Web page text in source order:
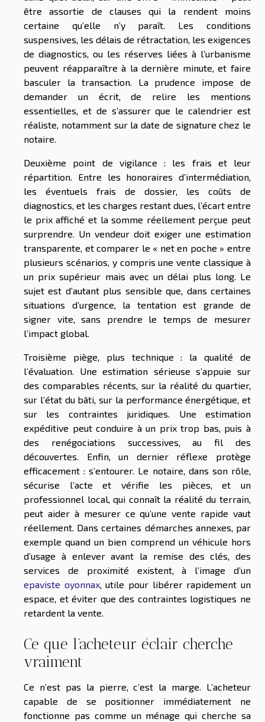
être assortie de clauses qui la rendent moins
certaine qu’elle n’y paraît. Les conditions
suspensives, les délais de rétractation, les exigences
de diagnostics, ou les réserves liées à l’urbanisme
peuvent réapparaître à la dernière minute, et faire
basculer la transaction. La prudence impose de
demander un écrit, de relire les mentions
essentielles, et de s’assurer que le calendrier est
réaliste, notamment sur la date de signature chez le
notaire.
Deuxième point de vigilance : les frais et leur
répartition. Entre les honoraires d’intermédiation,
les éventuels frais de dossier, les coûts de
diagnostics, et les charges restant dues, l’écart entre
le prix affiché et la somme réellement perçue peut
surprendre. Un vendeur doit exiger une estimation
transparente, et comparer le « net en poche » entre
plusieurs scénarios, y compris une vente classique à
un prix supérieur mais avec un délai plus long. Le
sujet est d’autant plus sensible que, dans certaines
situations d’urgence, la tentation est grande de
signer vite, sans prendre le temps de mesurer
l’impact global.
Troisième piège, plus technique : la qualité de
l’évaluation. Une estimation sérieuse s’appuie sur
des comparables récents, sur la réalité du quartier,
sur l’état du bâti, sur la performance énergétique, et
sur les contraintes juridiques. Une estimation
expéditive peut conduire à un prix trop bas, puis à
des renégociations successives, au fil des
découvertes. Enfin, un dernier réflexe protège
efficacement : s’entourer. Le notaire, dans son rôle,
sécurise l’acte et vérifie les pièces, et un
professionnel local, qui connaît la réalité du terrain,
peut aider à mesurer ce qu’une vente rapide vaut
réellement. Dans certaines démarches annexes, par
exemple quand un bien comprend un véhicule hors
d’usage à enlever avant la remise des clés, des
services de proximité existent, à l’image d’un
epaviste oyonnax, utile pour libérer rapidement un
espace, et éviter que des contraintes logistiques ne
retardent la vente.
Ce que l’acheteur éclair cherche
vraiment
Ce n’est pas la pierre, c’est la marge. L’acheteur
capable de se positionner immédiatement ne
fonctionne pas comme un ménage qui cherche sa